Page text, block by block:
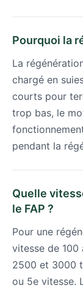
Pourquoi la
La
chargé en
courts pour
trop bas, le
pendant la
Quelle
le FAP ?
Pour une
vitesse de 100
2500 et 3000
ou 5e vitesse.